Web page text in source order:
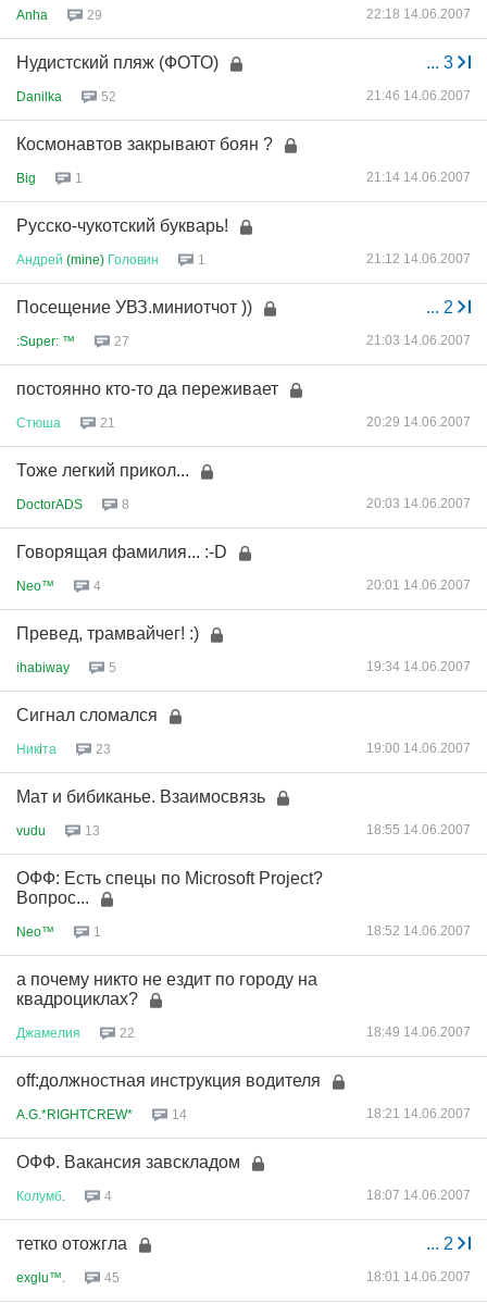
Anha 29 22:18 14.06.2007
... 3
Нудистский пляж (ФОТО)
Danilka 52 21:46 14.06.2007
Космонавтов закрывают боян ?
Big 1 21:14 14.06.2007
Русско-чукотский букварь!
Андрей (mine) Головин 1 21:12 14.06.2007
... 2
Посещение УВЗ.миниотчот ))
:Super: ™ 27 21:03 14.06.2007
постоянно кто-то да переживает
Стюша 21 20:29 14.06.2007
Тоже легкий прикол...
DoctorADS 8 20:03 14.06.2007
Говорящая фамилия... :-D
Neo™ 4 20:01 14.06.2007
Превед, трамвайчег! :)
ihabiway 5 19:34 14.06.2007
Сигнал сломался
Никiта 23 19:00 14.06.2007
Мат и бибиканье. Взаимосвязь
vudu 13 18:55 14.06.2007
ОФФ: Есть спецы по Microsoft Project?
Вопрос...
Neo™ 1 18:52 14.06.2007
а почему никто не ездит по городу на
квадроциклах?
Джамелия 22 18:49 14.06.2007
off:должностная инструкция водителя
A.G.*RIGHTCREW* 14 18:21 14.06.2007
ОФФ. Вакансия завскладом
Колумб 4 18:07 14.06.2007
... 2
тетко отожгла
exglu™. 45 18:01 14.06.2007